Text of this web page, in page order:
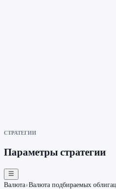
СТРАТЕГИИ
Параметры стратегии
Валюта Валюта подбираемых